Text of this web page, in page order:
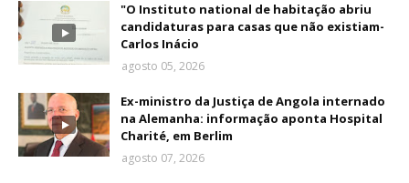
"O Instituto national de habitação abriu
candidaturas para casas que não existiam-
Carlos Inácio
agosto 05, 2026
Ex-ministro da Justiça de Angola internado
na Alemanha: informação aponta Hospital
Charité, em Berlim
agosto 07, 2026